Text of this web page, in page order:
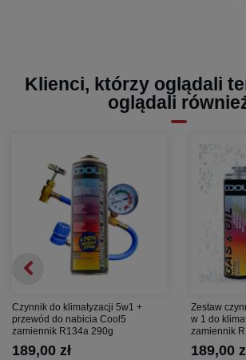
Klienci, którzy oglądali
oglądali
Czynnik do klimatyzacji 5w1 +
przewód do nabicia Cool5
zamiennik R134a 290g
189,00 zł
Zestaw
w 1 do
zamiennik
189,00